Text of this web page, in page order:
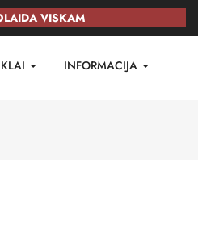
VISKAM
INFORMACIJA